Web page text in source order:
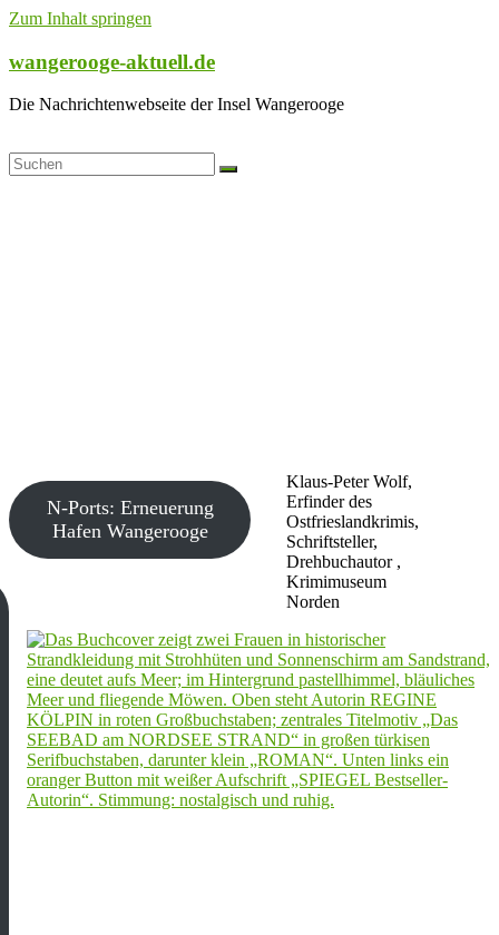
Zum Inhalt springen
wangerooge-aktuell.de
Die Nachrichtenwebseite der Insel Wangerooge
Klaus-Peter Wolf,
Erfinder des
Ostfrieslandkrimis,
Schriftsteller,
Drehbuchautor ,
Krimimuseum
Norden
N-Ports: Erneuerung
Hafen Wangerooge